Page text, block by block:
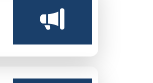
Anasayfa / Duyurular